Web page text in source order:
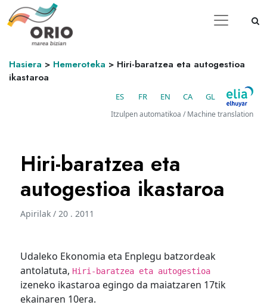
Hasiera > Hemeroteka > Hiri-baratzea eta autogestioa
ikastaroa
ES FR EN CA GL
Itzulpen automatikoa / Machine translation
Hiri-baratzea eta
autogestioa ikastaroa
Apirilak / 20 . 2011
Udaleko Ekonomia eta Enplegu batzordeak
antolatuta, Hiri-baratzea eta autogestioa
izeneko ikastaroa egingo da maiatzaren 17tik
ekainaren 10era.